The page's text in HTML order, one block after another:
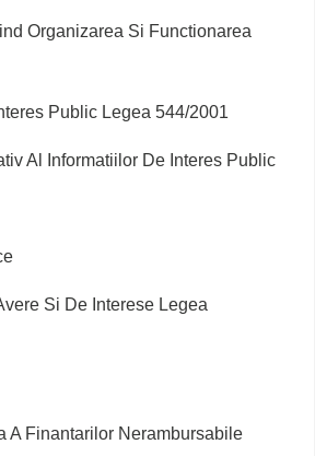
Organizarea Si Functionarea
Public Legea 544/2001
Al Informatiilor De Interes Public
Si De Interese Legea
A Finantarilor Nerambursabile